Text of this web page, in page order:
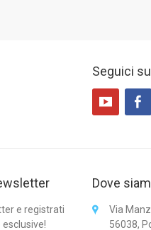
Seguici su
e registrati
Dove
Via
56038,